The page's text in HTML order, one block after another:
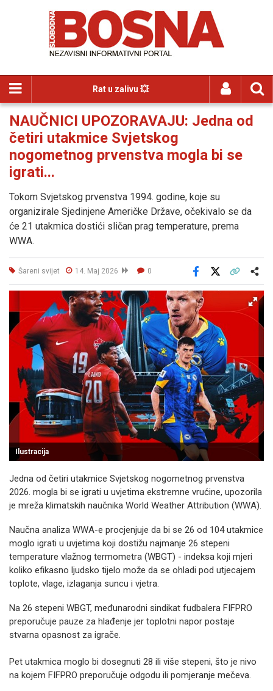
Rat u zalivu 💥
NAUČNICI UPOZORAVAJU: Jedna od
četiri utakmice Svjetskog
nogometnog prvenstva mogla bi se
igrati...
Tokom Svjetskog prvenstva 1994. godine, koje su
organizirale Sjedinjene Američke Države, očekivalo se da
će 21 utakmica dostići sličan prag temperature, prema
WWA.
Šareni svijet 14. Maj 2026 0
Facebook
Ilustracija
Jedna od četiri utakmice Svjetskog nogometnog prvenstva
2026. mogla bi se igrati u uvjetima ekstremne vrućine, upozorila
je mreža klimatskih naučnika World Weather Attribution (WWA).
Naučna analiza WWA-e procjenjuje da bi se 26 od 104 utakmice
moglo igrati u uvjetima koji dostižu najmanje 26 stepeni
temperature vlažnog termometra (WBGT) - indeksa koji mjeri
koliko efikasno ljudsko tijelo može da se ohladi pod utjecajem
toplote, vlage, izlaganja suncu i vjetra.
Na 26 stepeni WBGT, međunarodni sindikat fudbalera FIFPRO
preporučuje pauze za hlađenje jer toplotni napor postaje
stvarna opasnost za igrače.
Pet utakmica moglo bi dosegnuti 28 ili više stepeni, što je nivo
na kojem FIFPRO preporučuje odgodu ili pomjeranje mečeva.